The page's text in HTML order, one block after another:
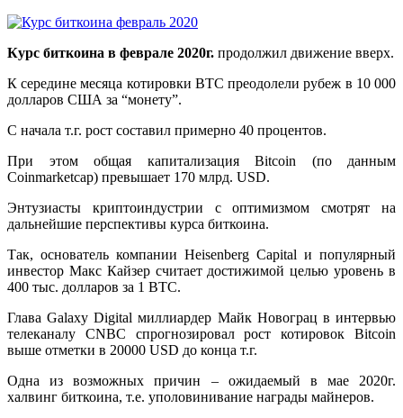
Курс биткоина в феврале 2020г. продолжил движение вверх.
К середине месяца котировки BTC преодолели рубеж в 10 000
долларов США за “монету”.
С начала т.г. рост составил примерно 40 процентов.
При этом общая капитализация Bitcoin (по данным
Coinmarketcap) превышает 170 млрд. USD.
Энтузиасты криптоиндустрии с оптимизмом смотрят на
дальнейшие перспективы курса биткоина.
Так, основатель компании Heisenberg Capital и популярный
инвестор Макс Кайзер считает достижимой целью уровень в
400 тыс. долларов за 1 BTC.
Глава Galaxy Digital миллиардер Майк Новограц в интервью
телеканалу CNBC спрогнозировал рост котировок Bitcoin
выше отметки в 20000 USD до конца т.г.
Одна из возможных причин – ожидаемый в мае 2020г.
халвинг биткоина, т.е. уполовинивание награды майнеров.